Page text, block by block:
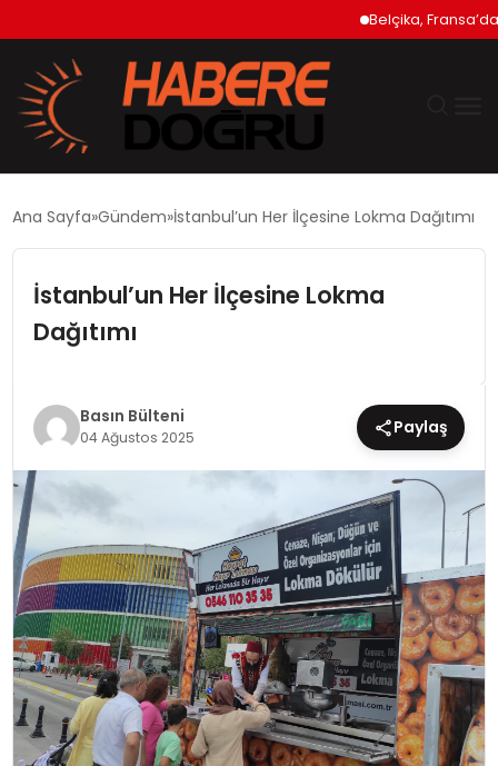
Belçika, Fransa’daki
SİYASET
TEKNOLOJİ
SPOR
EĞİTİM
MAGAZİN
SAĞLIK
YAŞAM
Ana Sayfa Gündem İstanbul’un Her İlçesine Lokma Dağıtımı
İstanbul’un Her İlçesine Lokma
Dağıtımı
Basın Bülteni
04 Ağustos 2025 Paylaş